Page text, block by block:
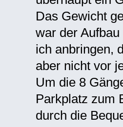
Das Gewicht
war der
ich anbringen,
aber nicht vor
Um die 8
Parkplatz zum
durch die